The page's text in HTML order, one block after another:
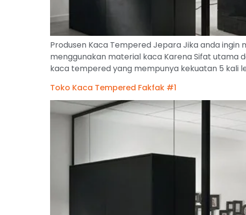
Produsen Kaca Tempered Jepara Jika anda
menggunakan material kaca Karena Sifat utama
kaca tempered yang mempunya kekuatan 5 kali
Toko Kaca Tempered Fakfak #1